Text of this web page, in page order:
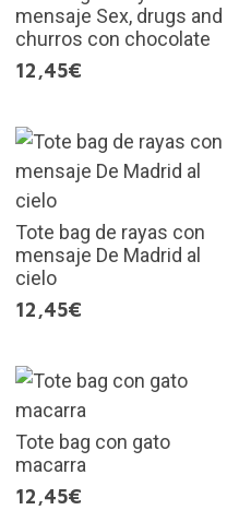
mensaje Sex, drugs and
churros con chocolate
12,45€
Tote bag de rayas con
mensaje De Madrid al
cielo
12,45€
Tote bag con gato
macarra
12,45€